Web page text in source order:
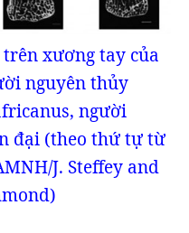
xương tay của
nguyên thủy
người
đại (theo thứ tự từ
J. Steffey and